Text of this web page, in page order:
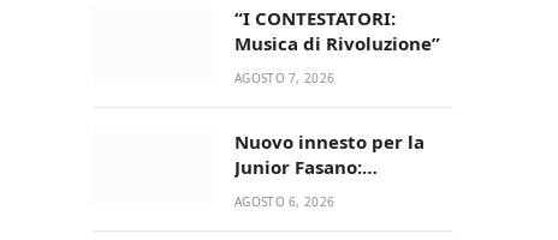
“I CONTESTATORI:
Musica di Rivoluzione”
AGOSTO 7, 2026
Nuovo innesto per la
Junior Fasano:
ingaggiato il
AGOSTO 6, 2026